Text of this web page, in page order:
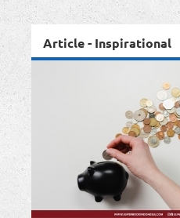
Article - Inspirational